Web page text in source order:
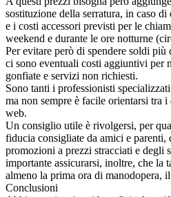
sostituzione della serratura, in caso di
e i costi accessori previsti per le
weekend e durante le ore notturne
Per evitare però di spendere soldi
ci sono eventuali costi aggiuntivi per
gonfiate e servizi non richiesti.
Sono tanti i professionisti
ma non sempre è facile orientarsi tra
web.
Un consiglio utile è rivolgersi, per
fiducia consigliate da amici e
promozioni a prezzi stracciati e degli
importante assicurarsi, inoltre, che la
almeno la prima ora di manodopera,
Conclusioni